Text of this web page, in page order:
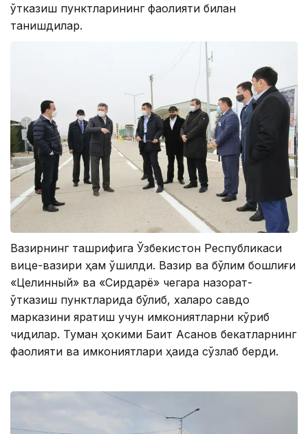
ўтказиш пунктларининг фаолияти билан
танишдилар.
Вазирнинг ташрифига Ўзбекистон Республикаси
вице-вазири ҳам қўшилди. Вазир ва бўлим бошлиғи
«Целинный» ва «Сирдарё» чегара назорат-
ўтказиш пунктларида бўлиб, халқаро савдо
марказини яратиш учун имкониятларни кўриб
чиқдилар. Туман ҳокими Бақит Асанов бекатларнинг
фаолияти ва имкониятлари ҳақида сўзлаб берди.